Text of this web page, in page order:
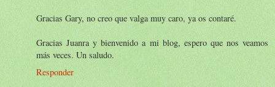
Gracias Gary, no creo que valga muy caro, ya os contaré.
Gracias Juanra y bienvenido a mi blog, espero que nos veamos
más veces. Un saludo.
Responder